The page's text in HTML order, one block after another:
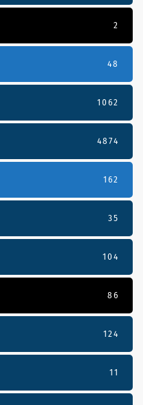
2
48
1062
4874
162
35
104
86
124
11